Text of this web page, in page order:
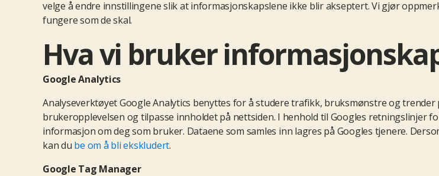
velge å endre innstillingene slik at informasjonskapslene ikke blir akseptert. Vi gjør
fungere som de skal.
Hva vi bruker
Google Analytics
Analyseverktøyet Google Analytics benyttes for å studere trafikk, bruksmønstre og
brukeropplevelsen og tilpasse innholdet på nettsiden. I henhold til Googles retningslinjer
informasjon om deg som bruker. Dataene som samles inn lagres på Googles tjenere.
kan du be om å bli ekskludert.
Google Tag Manager